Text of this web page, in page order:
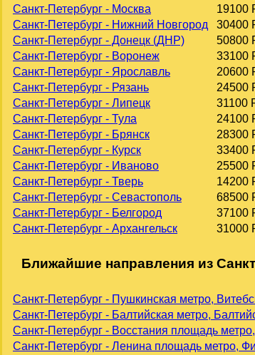
Санкт-Петербург - Москва
19100
Санкт-Петербург - Нижний Новгород
30400
Санкт-Петербург - Донецк (ДНР)
50800
Санкт-Петербург - Воронеж
33100
Санкт-Петербург - Ярославль
20600
Санкт-Петербург - Рязань
24500
Санкт-Петербург - Липецк
31100
Санкт-Петербург - Тула
24100
Санкт-Петербург - Брянск
28300
Санкт-Петербург - Курск
33400
Санкт-Петербург - Иваново
25500
Санкт-Петербург - Тверь
14200
Санкт-Петербург - Севастополь
68500
Санкт-Петербург - Белгород
37100
Санкт-Петербург - Архангельск
31000
Ближайшие направления из
Санкт-Петербург - Пушкинская метро,
Санкт-Петербург - Балтийская метро,
Санкт-Петербург - Восстания площадь
Санкт-Петербург - Ленина площадь метро,